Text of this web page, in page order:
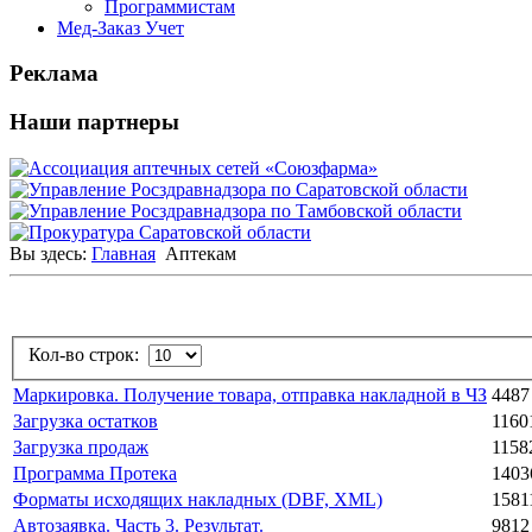
Программистам
Мед-Заказ Учет
Реклама
Наши партнеры
Вы здесь: Главная Аптекам
Кол-во строк:
Маркировка. Получение товара, отправка накладной в ЧЗ 4487
Загрузка остатков
Загрузка продаж
Программа Протека
Форматы исходящих накладных (DBF, XML)
Автозаявка. Часть 3. Результат.
9812